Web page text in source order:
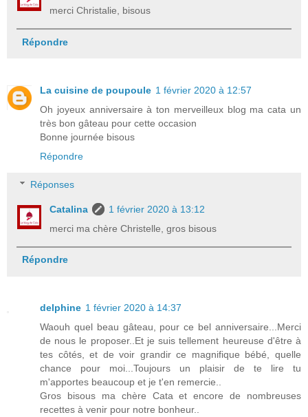
merci Christalie, bisous
Répondre
La cuisine de poupoule 1 février 2020 à 12:57
Oh joyeux anniversaire à ton merveilleux blog ma cata un
très bon gâteau pour cette occasion
Bonne journée bisous
Répondre
Réponses
Catalina
1 février 2020 à 13:12
merci ma chère Christelle, gros bisous
Répondre
delphine 1 février 2020 à 14:37
Waouh quel beau gâteau, pour ce bel anniversaire...Merci
de nous le proposer..Et je suis tellement heureuse d'être à
tes côtés, et de voir grandir ce magnifique bébé, quelle
chance pour moi...Toujours un plaisir de te lire tu
m'apportes beaucoup et je t'en remercie..
Gros bisous ma chère Cata et encore de nombreuses
recettes à venir pour notre bonheur..